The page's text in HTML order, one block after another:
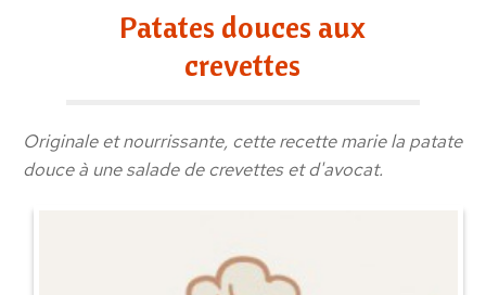
Patates douces aux
crevettes
Originale et nourrissante, cette recette marie la patate
douce à une salade de crevettes et d'avocat.